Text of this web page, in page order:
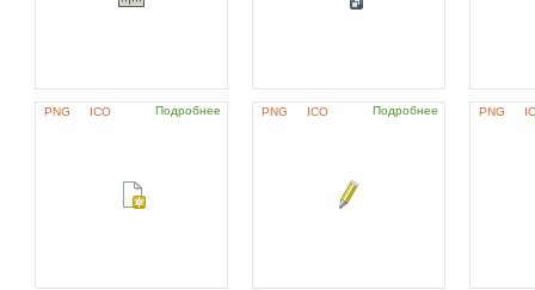
PNG ICO Подробнее PNG ICO Подробнее PNG